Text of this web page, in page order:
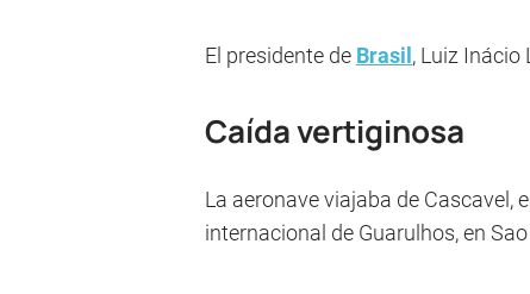
El presidente de Brasil , Luiz Inácio
Caída vertiginosa
La aeronave viajaba de Cascavel,
internacional de Guarulhos, en